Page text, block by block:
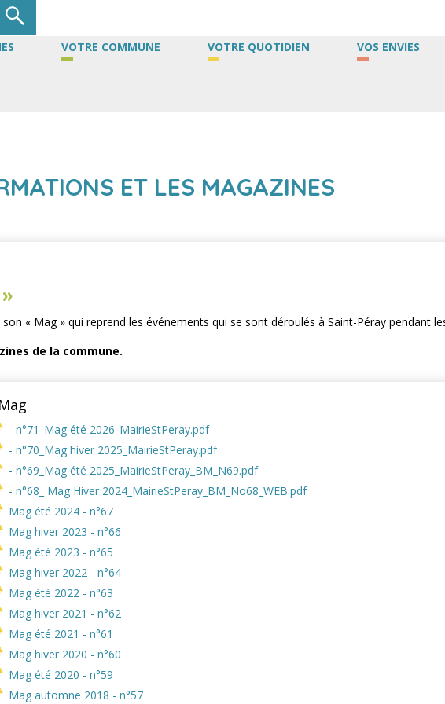
VOTRE COMMUNE VOTRE QUOTIDIEN VOS ENVIES
ET LES MAGAZINES
« Mag » qui reprend les événements qui se sont déroulés à Saint-Péray pendant
de la commune.
- n°71_Mag été 2026_MairieStPeray.pdf
- n°70_Mag hiver 2025_MairieStPeray.pdf
- n°69_Mag été 2025_MairieStPeray_BM_N69.pdf
- n°68_ Mag Hiver 2024_MairieStPeray_BM_No68_WEB.pdf
Mag été 2024 - n°67
Mag hiver 2023 - n°66
Mag été 2023 - n°65
Mag hiver 2022 - n°64
Mag été 2022 - n°63
Mag hiver 2021 - n°62
Mag été 2021 - n°61
Mag hiver 2020 - n°60
Mag été 2020 - n°59
Mag automne 2018 - n°57